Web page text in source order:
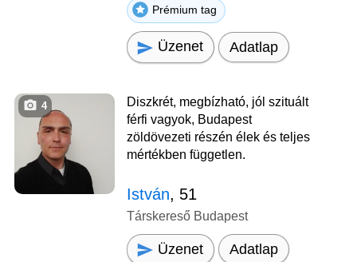
Prémium tag
Üzenet Adatlap
4
Diszkrét, megbízható, jól szituált
férfi vagyok, Budapest
zöldövezeti részén élek és teljes
mértékben független.
István, 51
Társkereső Budapest
Üzenet Adatlap